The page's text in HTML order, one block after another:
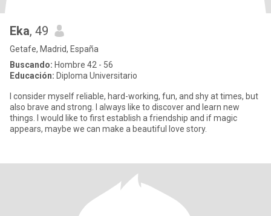
Eka, 49
Getafe, Madrid, España
Buscando: Hombre 42 - 56
Educación: Diploma Universitario
I consider myself reliable, hard-working, fun, and shy at times, but
also brave and strong. I always like to discover and learn new
things. I would like to first establish a friendship and if magic
appears, maybe we can make a beautiful love story.